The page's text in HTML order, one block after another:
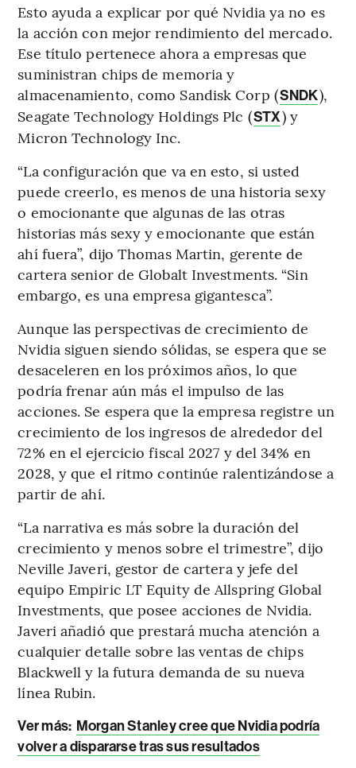
Esto ayuda a explicar por qué Nvidia ya no es
la acción con mejor rendimiento del mercado.
Ese título pertenece ahora a empresas que
suministran chips de memoria y
almacenamiento, como Sandisk Corp (SNDK),
Seagate Technology Holdings Plc (STX) y
Micron Technology Inc.
“La configuración que va en esto, si usted
puede creerlo, es menos de una historia sexy
o emocionante que algunas de las otras
historias más sexy y emocionante que están
ahí fuera”, dijo Thomas Martin, gerente de
cartera senior de Globalt Investments. “Sin
embargo, es una empresa gigantesca”.
Aunque las perspectivas de crecimiento de
Nvidia siguen siendo sólidas, se espera que se
desaceleren en los próximos años, lo que
podría frenar aún más el impulso de las
acciones. Se espera que la empresa registre un
crecimiento de los ingresos de alrededor del
72% en el ejercicio fiscal 2027 y del 34% en
2028, y que el ritmo continúe ralentizándose a
partir de ahí.
“La narrativa es más sobre la duración del
crecimiento y menos sobre el trimestre”, dijo
Neville Javeri, gestor de cartera y jefe del
equipo Empiric LT Equity de Allspring Global
Investments, que posee acciones de Nvidia.
Javeri añadió que prestará mucha atención a
cualquier detalle sobre las ventas de chips
Blackwell y la futura demanda de su nueva
línea Rubin.
Ver más: Morgan Stanley cree que Nvidia podría
volver a dispararse tras sus resultados